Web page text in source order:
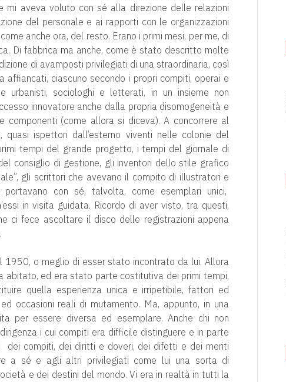
mi aveva voluto con sé alla direzione delle relazioni
del personale e ai rapporti con le organizzazioni
anche ora, del resto. Erano i primi mesi, per me, di
Di fabbrica ma anche, come è stato descritto molte
di avamposti privilegiati di una straordinaria, così
affiancati, ciascuno secondo i propri compiti, operai e
urbanisti, sociologhi e letterati, in un insieme non
innovatore anche dalla propria disomogeneità e
(come allora si diceva). A concorrere al
ispettori dall’esterno viventi nelle colonie del
tempi del grande progetto, i tempi del giornale di
consiglio di gestione, gli inventori dello stile grafico
gli scrittori che avevano il compito di illustratori e
con sé, talvolta, come esemplari unici,
in visita guidata. Ricordo di aver visto, tra questi,
ci fece ascoltare il disco delle registrazioni appena
1950, o meglio di esser stato incontrato da lui. Allora
abitato, ed era stato parte costitutiva dei primi tempi,
quella esperienza unica e irripetibile, fattori ed
occasioni reali di mutamento. Ma, appunto, in una
per essere diversa ed esemplare. Anche chi non
i cui compiti era difficile distinguere e in parte
dei compiti, dei diritti e doveri, dei difetti e dei meriti
a sé e agli altri privilegiati come lui una sorta di
e dei destini del mondo. Vi era in realtà in tutti la